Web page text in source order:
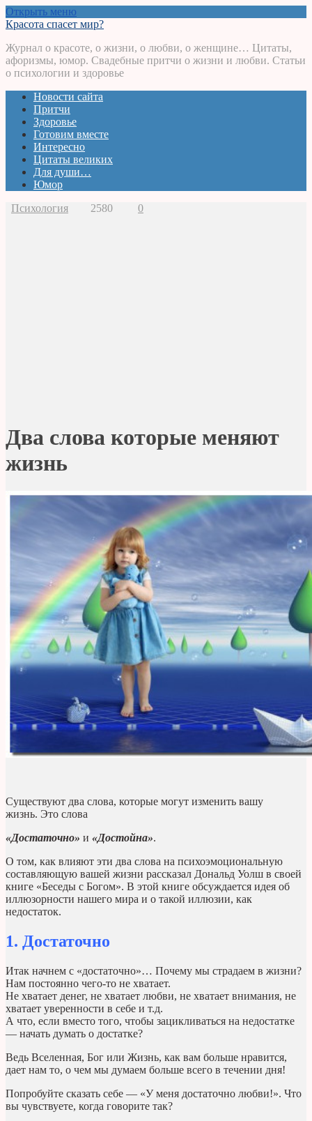
Открыть меню
Красота спасет мир?
Журнал о красоте, о жизни, о любви, о женщине… Цитаты,
афоризмы, юмор. Свадебные притчи о жизни и любви. Статьи
о психологии и здоровье
Новости сайта
Притчи
Здоровье
Готовим вместе
Интересно
Цитаты великих
Для души…
Юмор
Психология
2580 0
Два слова которые меняют
жизнь
Существуют два слова, которые могут изменить вашу
жизнь. Это слова
«Достаточно» и «Достойна».
О том, как влияют эти два слова на психоэмоциональную
составляющую вашей жизни рассказал Дональд Уолш в своей
книге «Беседы с Богом». В этой книге обсуждается идея об
иллюзорности нашего мира и о такой иллюзии, как
недостаток.
1. Достаточно
Итак начнем с «достаточно»… Почему мы страдаем в жизни?
Нам постоянно чего-то не хватает.
Не хватает денег, не хватает любви, не хватает внимания, не
хватает уверенности в себе и т.д.
А что, если вместо того, чтобы зацикливаться на недостатке
— начать думать о достатке?
Ведь Вселенная, Бог или Жизнь, как вам больше нравится,
дает нам то, о чем мы думаем больше всего в течении дня!
Попробуйте сказать себе — «У меня достаточно любви!». Что
вы чувствуете, когда говорите так?